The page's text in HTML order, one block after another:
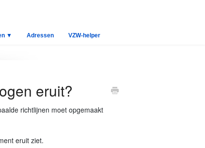
▼ Adressen VZW-helper
eruit?
richtlijnen moet opgemaakt
eruit ziet.